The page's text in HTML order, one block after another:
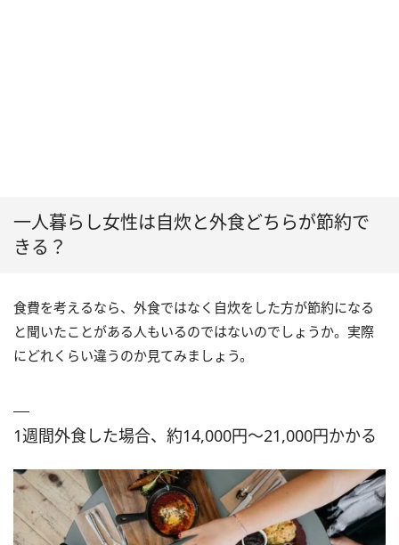
一人暮らし女性は自炊と外食どちらが節約で
きる？
食費を考えるなら、外食ではなく自炊をした方が節約になる
と聞いたことがある人もいるのではないのでしょうか。実際
にどれくらい違うのか見てみましょう。
1週間外食した場合、約14,000円～21,000円かかる